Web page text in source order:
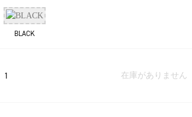
BLACK
1 在庫がありません